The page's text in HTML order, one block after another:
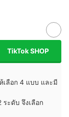
TikTok SHOP
เลือก 4 แบบ และมี
ะดับ จึงเลือก